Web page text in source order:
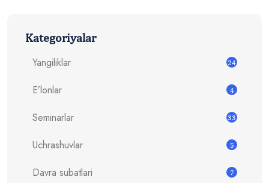
Kategoriyalar
Yangiliklar
24
E’lonlar 4
Seminarlar 33
Uchrashuvlar 5
Davra subatlari 7